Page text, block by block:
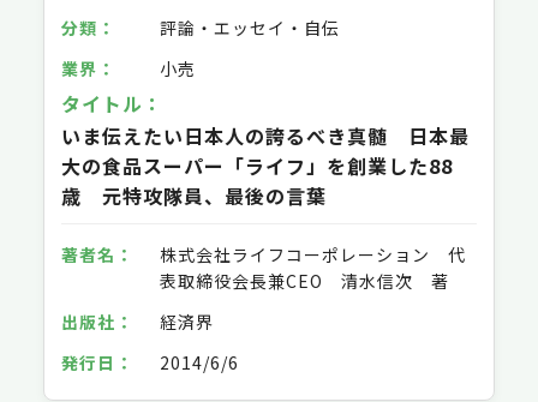
評論・エッセイ・自伝
小売
いま伝えたい日本人の誇るべき真髄 日本最
大の食品スーパー「ライフ」を創業した88
歳 元特攻隊員、最後の言葉
株式会社ライフコーポレーション 代
表取締役会長兼CEO 清水信次 著
経済界
2014/6/6